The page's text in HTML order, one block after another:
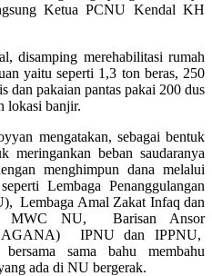
Ketua PCNU Kendal KH
disamping merehabilitasi rumah
yaitu seperti 1,3 ton beras, 250
dan pakaian pantas pakai 200 dus
lokasi banjir.
mengatakan, sebagai bentuk
meringankan beban saudaranya
menghimpun dana melalui
Lembaga Penanggulangan
Lembaga Amal Zakat Infaq dan
MWC NU, Barisan Ansor
IPNU dan IPPNU,
sama bahu membahu
ada di NU bergerak.